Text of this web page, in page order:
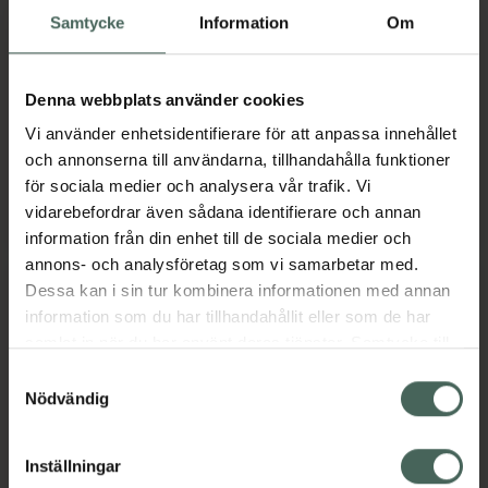
Samtycke Information Om
Denna webbplats använder cookies
Vi använder enhetsidentifierare för att anpassa innehållet
och annonserna till användarna, tillhandahålla funktioner
för sociala medier och analysera vår trafik. Vi
vidarebefordrar även sådana identifierare och annan
information från din enhet till de sociala medier och
annons- och analysföretag som vi samarbetar med.
Dessa kan i sin tur kombinera informationen med annan
information som du har tillhandahållit eller som de har
återkalla ditt samtycke via webbplatsens
cookieinställningar. Ett återkallat samtycke påverkar inte
lagligheten av behandling som skett innan återkallelsen.
Nödvändig
Inställningar
Torsdag 09:30-18:30
Fredag 09:30-18:30
Lördag 10:00-15:00
Söndag Stängt
Språk
Svenska
Engelska
Bengali